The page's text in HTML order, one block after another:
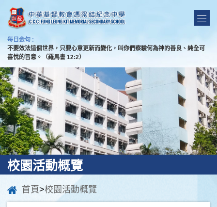
每日金句 :
不要效法這個世界，只要心意更新而變化，叫你們察驗何為神的善良、純全可
喜悅的旨意。（羅馬書 12:2）
校園活動概覽
首頁>校園活動概覽